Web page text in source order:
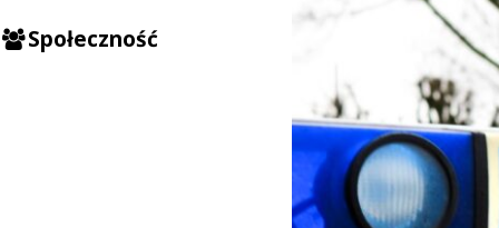
Społeczność